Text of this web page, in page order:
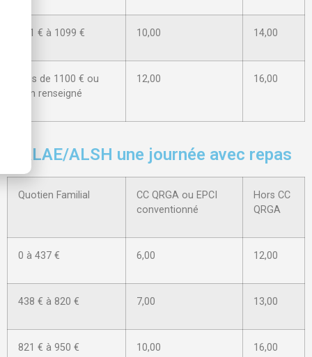
951 € à 1099 € 10,00 14,00
Plus de 1100 € ou
non renseigné
12,00 16,00
ALAE/ALSH une journée avec repas
Quotien Familial
CC QRGA ou EPCI
conventionné
Hors CC
QRGA
0 à 437 € 6,00 12,00
438 € à 820 € 7,00 13,00
821 € à 950 € 10,00 16,00